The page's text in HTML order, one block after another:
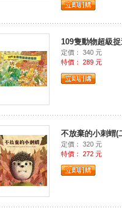
109隻動物超級
定價： 340 元
特價： 289 元
不放棄的小刺蝟(
定價： 320 元
特價： 272 元